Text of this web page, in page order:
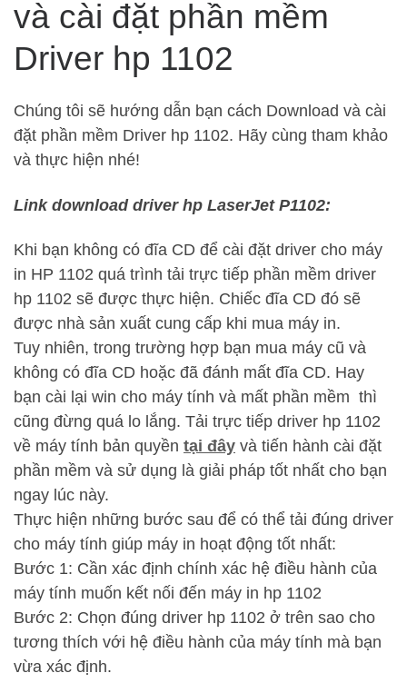
và cài đặt phần mềm
Driver hp 1102
Chúng tôi sẽ hướng dẫn bạn cách Download và cài
đặt phần mềm Driver hp 1102. Hãy cùng tham khảo
và thực hiện nhé!
Link download driver hp LaserJet P1102:
Khi bạn không có đĩa CD để cài đặt driver cho máy
in HP 1102 quá trình tải trực tiếp phần mềm driver
hp 1102 sẽ được thực hiện. Chiếc đĩa CD đó sẽ
được nhà sản xuất cung cấp khi mua máy in.
Tuy nhiên, trong trường hợp bạn mua máy cũ và
không có đĩa CD hoặc đã đánh mất đĩa CD. Hay
bạn cài lại win cho máy tính và mất phần mềm thì
cũng đừng quá lo lắng. Tải trực tiếp driver hp 1102
về máy tính bản quyền tại đây và tiến hành cài đặt
phần mềm và sử dụng là giải pháp tốt nhất cho bạn
ngay lúc này.
Thực hiện những bước sau để có thể tải đúng driver
cho máy tính giúp máy in hoạt động tốt nhất:
Bước 1: Cần xác định chính xác hệ điều hành của
máy tính muốn kết nối đến máy in hp 1102
Bước 2: Chọn đúng driver hp 1102 ở trên sao cho
tương thích với hệ điều hành của máy tính mà bạn
vừa xác định.